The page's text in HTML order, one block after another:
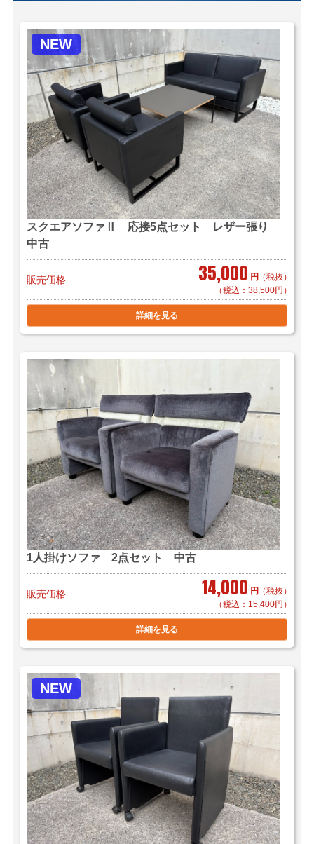
＜ヤマトらくらく家財便＞(搬入・設置までいたします)
サイズ：Ｃランク(250cmまで)×2個口
ヤマトらくらく家財便料金はこちら
＜送料例＞
■横浜市内 1セット ￥1,100～（自社便・軒先渡し）
1セット ￥2,200～（自社便・搬入設置/1
階又はEV有り）
＊区による異なります。
■東京23区 1セット ￥5,500（自社便・軒先渡し）
1セット ￥8,250（自社便・搬入設置/1階
又はEV有り）
＊エレベーターに入らない場合は別途料金が発生致しま
＊階段作業・経路養生は別途見積もり致します。
法で送料を算出させて頂きます。
＊店頭引き渡し可能です。（要事前連絡）
NEW
スクエアソファⅡ 応接5点セット レザー張り
中古
販売価格 35,000 円 （税抜）
（税込：38,500円）
詳細を見る
1人掛けソファ 2点セット 中古
販売価格 14,000 円 （税抜）
（税込：15,400円）
詳細を見る
NEW